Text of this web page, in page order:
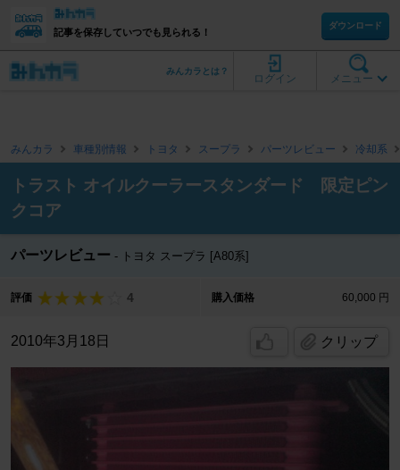
記事を保存していつでも見られる！
ダウンロード
メニュー
ログイン
みんカラとは？
みんカラ 車種別情報 トヨタ スープラ パーツレビュー 冷却系
トラスト オイルクーラースタンダード 限定ピン
クコア
パーツレビュー トヨタ スープラ [A80系]
評価 4 購入価格 60,000 円
2010年3月18日 クリップ